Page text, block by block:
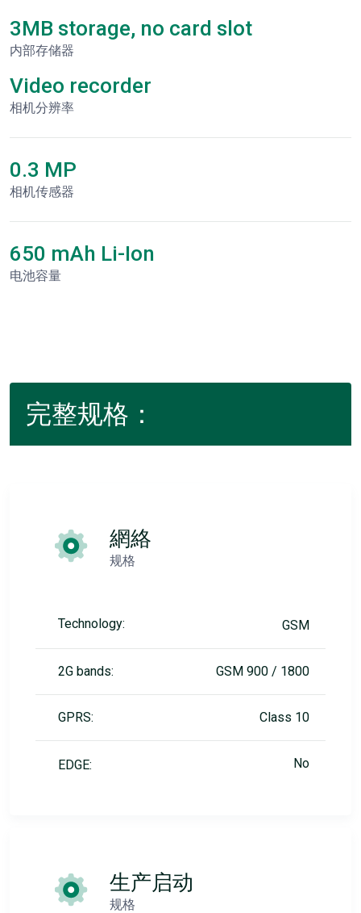
3MB storage, no card slot
内部存储器
Video recorder
相机分辨率
0.3 MP
相机传感器
650 mAh Li-Ion
电池容量
完整规格：
網絡
规格
Technology: GSM
2G bands: GSM 900 / 1800
GPRS: Class 10
EDGE: No
生产启动
规格